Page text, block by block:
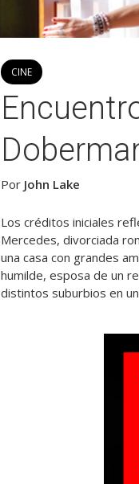
CINE
Por John Lake
Los créditos iniciales
Mercedes, divorciada
una casa con grandes
humilde, esposa de un
distintos suburbios en